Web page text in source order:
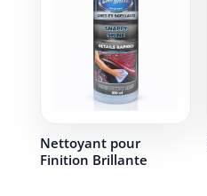
Nettoyant pour
Finition Brillante